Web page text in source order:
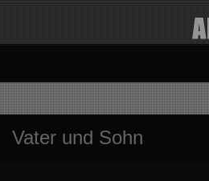
Vater und Sohn